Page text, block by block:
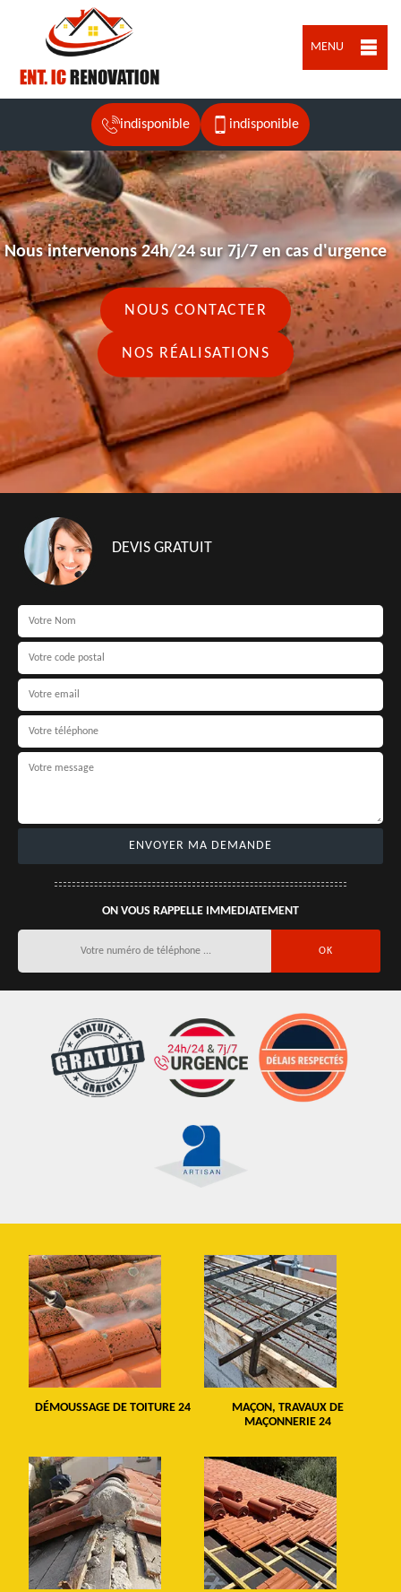
MENU
indisponible indisponible
Nous intervenons 24h/24 sur 7j/7 en cas d'urgence
NOUS CONTACTER
NOS RÉALISATIONS
DEVIS GRATUIT
ON VOUS RAPPELLE IMMEDIATEMENT
DÉMOUSSAGE DE TOITURE 24
MAÇON, TRAVAUX DE
MAÇONNERIE 24